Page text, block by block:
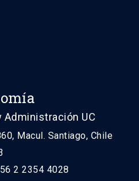
Administración UC
Macul. Santiago, Chile
2 2354 4028